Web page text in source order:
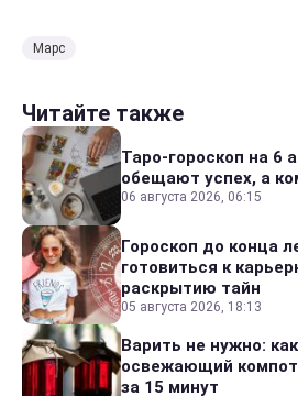
Марс
Читайте также
Таро-гороскоп на 6
обещают успех, а
06 августа 2026, 06:15
Гороскоп до конца
готовиться к
раскрытию тайн
05 августа 2026, 18:13
Варить не нужно:
освежающий
за 15 минут